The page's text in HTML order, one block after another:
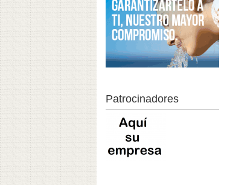
Patrocinadores